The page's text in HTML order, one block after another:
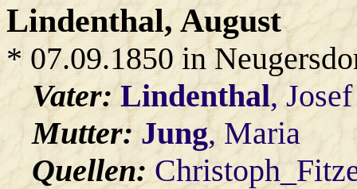
Lindenthal, August
* 07.09.1850 in
Vater:Lindenthal, Josef
Mutter:Jung, Maria
Quellen: